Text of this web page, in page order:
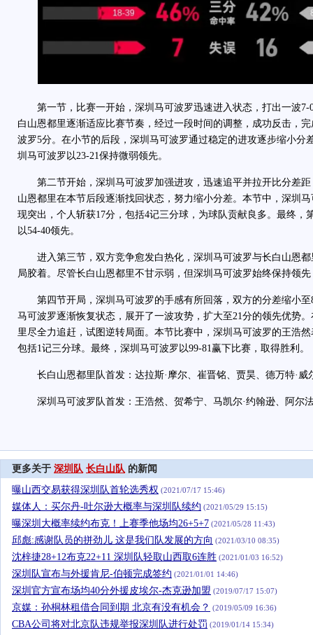
第一节，比赛一开始，深圳马可波罗迅速进入状态，打出一波7-
白山恩都里逐渐适应比赛节奏，经过一段时间的调整，成功反击，
波罗5分。在小节的后段，深圳马可波罗通过稳定的进攻逐步缩小分
圳马可波罗以23-21保持微弱领先。
第二节开始，深圳马可波罗加强进攻，迅速追平并拉开比分差距
山恩都里在本节后段逐渐找回状态，努力缩小分差。本节中，深圳
现突出，个人斩获17分，包括4记三分球，为球队贡献良多。最终，
以54-40领先。
进入第三节，双方竞争愈发白热化，深圳马可波罗与长白山恩都
局胶着。尽管长白山恩都里不甘示弱，但深圳马可波罗始终保持领
第四节开局，深圳马可波罗的手感有所回落，双方的分差缩小至
马可波罗逐渐恢复状态，展开了一波攻势，扩大至21分的领先优势
里尽全力追赶，试图逆转局面。本节比赛中，深圳马可波罗的王浩
包括1记三分球。最终，深圳马可波罗以99-81赢下比赛，取得胜利。
长白山恩都里队首发：达拉斯·摩尔、崔晋铭、贾昊、德万特·威
深圳马可波罗队首发：王浩然、贺希宁、马凯尔·约翰逊、阿尔
更多关于 深圳队 长白山队 的新闻
曝山西交易获得深圳队首轮选秀权 (2021/07/17 15:46)
媒体人：买尔丹-吐尔逊大概率与深圳队续约 (2021/05/29 15:15)
曝深圳大概率续约布克！上赛季他场均26+5+7 (2021/05/28 11:43)
邱彪:感谢队员的拼劲儿 这是我们队发展的方向 (2021/03/10 08:35)
沈梓捷28+12布克22+11 深圳队轻取山西取6连胜 (2021/01/03 16:52)
深圳队宣布与外援肯尼-伯顿完成签约 (2021/01/01 14:46)
深圳官方宣布场均40分外援皮埃尔-杰克逊加盟 (2019/07/17 15:07)
京媒：孙桐林租借合同到期 北京有没有机会？ (2019/05/09 16:36)
CBA公司将对北京队违规举报深圳队进行处罚 (2019/01/14 15:34)